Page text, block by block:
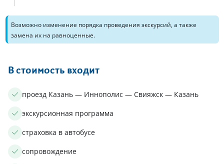
Возможно изменение порядка проведения экскурсий, а также
замена их на равноценные.
В стоимость входит
проезд Казань — Иннополис — Свияжск — Казань
экскурсионная программа
страховка в автобусе
сопровождение